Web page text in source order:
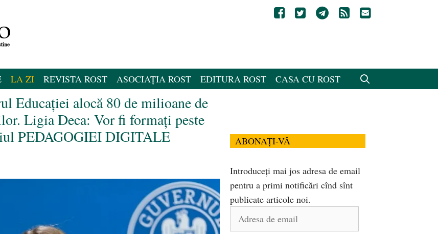
LA ZI REVISTA ROST ASOCIAȚIA ROST EDITURA ROST CASA CU ROST
Educației alocă 80 de milioane de
Ligia Deca: Vor fi formați peste
PEDAGOGIEI DIGITALE
ABONAȚI-VĂ
Introduceți mai jos adresa de email
pentru a primi notificări cînd sînt
publicate articole noi.
Adresa